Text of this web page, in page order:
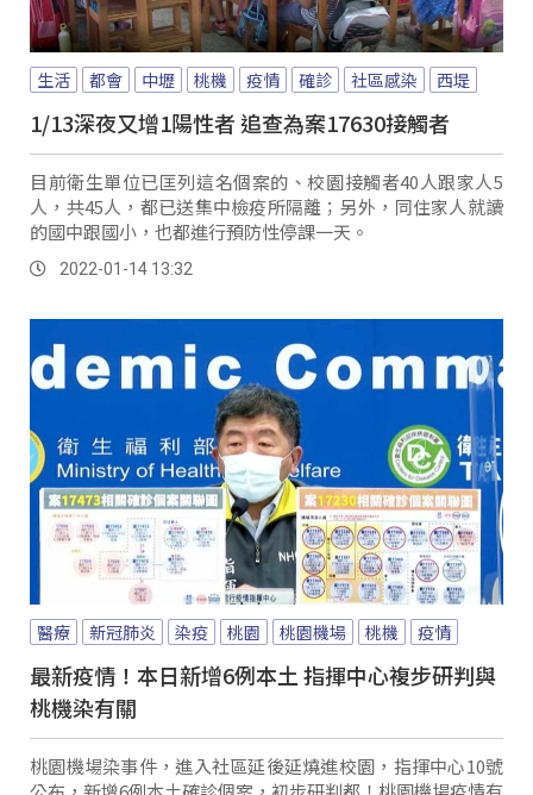
生活 都會 中壢 桃機 疫情 確診 社區感染 西堤
1/13深夜又增1陽性者 追查為案17630接觸者
目前衛生單位已匡列這名個案的、校園接觸者40人跟家人5
人，共45人，都已送集中檢疫所隔離；另外，同住家人就讀
的國中跟國小，也都進行預防性停課一天。
2022-01-14 13:32
醫療 新冠肺炎 染疫 桃園 桃園機場 桃機 疫情
最新疫情！本日新增6例本土 指揮中心複步研判與
桃機染有關
桃園機場染事件，進入社區延後延燒進校園，指揮中心10號